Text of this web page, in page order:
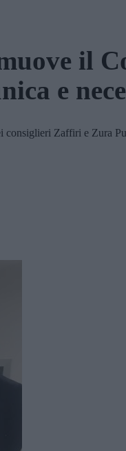
il
e
Zaffiri e Zura